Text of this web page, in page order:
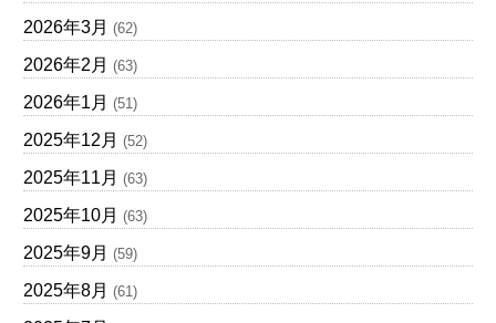
2026年3月 (62)
2026年2月 (63)
2026年1月 (51)
2025年12月 (52)
2025年11月 (63)
2025年10月 (63)
2025年9月 (59)
2025年8月 (61)